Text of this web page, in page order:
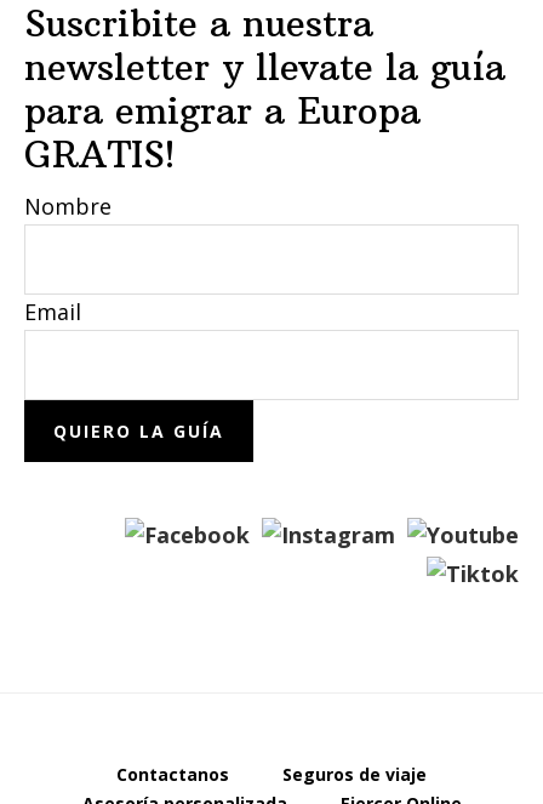
Suscribite a nuestra
newsletter y llevate la guía
para emigrar a Europa
GRATIS!
Nombre
Email
Contactanos
Seguros de viaje